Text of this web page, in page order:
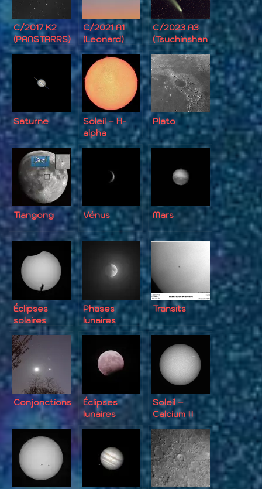
C/2017 K2
(PANSTARRS)
C/2021 A1
(Leonard)
C/2023 A3
(Tsuchinshan
-ATLAS)
Saturne
Soleil – H-
alpha
Plato
Tiangong Vénus Mars
Éclipses
solaires
Phases
lunaires
Transits
Conjonctions
Éclipses
lunaires
Soleil –
Calcium II